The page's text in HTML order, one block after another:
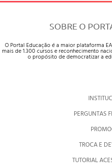
SOBRE O
O Portal Educação é a maior plataforma
mais de 1.300 cursos e reconhecimento
o propósito de democratizar a
PERGUNTAS
TROCA E
TUTORIAL